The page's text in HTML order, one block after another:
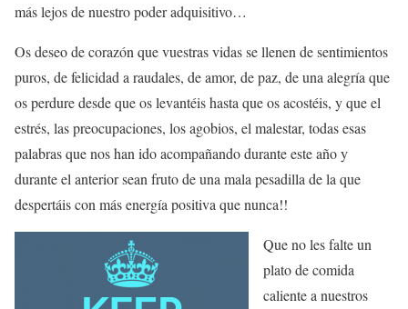
más lejos de nuestro poder adquisitivo…
Os deseo de corazón que vuestras vidas se llenen de sentimientos
puros, de felicidad a raudales, de amor, de paz, de una alegría que
os perdure desde que os levantéis hasta que os acostéis, y que el
estrés, las preocupaciones, los agobios, el malestar, todas esas
palabras que nos han ido acompañando durante este año y
durante el anterior sean fruto de una mala pesadilla de la que
despertáis con más energía positiva que nunca!!
Que no les falte un
plato de comida
caliente a nuestros